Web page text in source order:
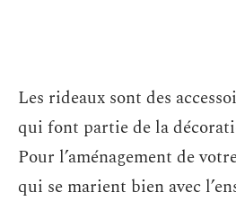
Les rideaux sont des
qui font partie de la
Pour l’aménagement de
qui se marient bien avec